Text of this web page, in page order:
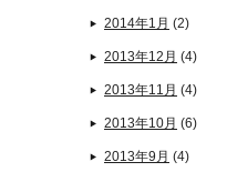
2014年1月 (2)
2013年12月 (4)
2013年11月 (4)
2013年10月 (6)
2013年9月 (4)